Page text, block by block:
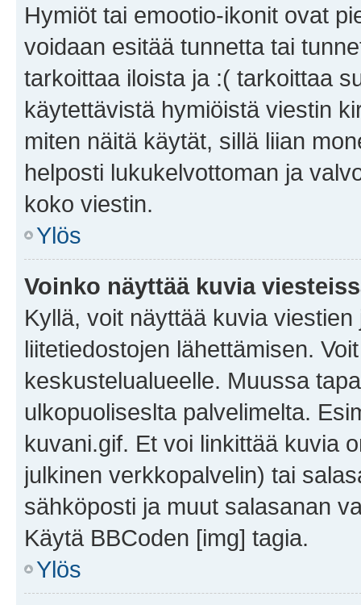
Hymiöt tai emootio-ikonit ovat
voidaan esitää tunnetta tai
tarkoittaa iloista ja :( tarkoittaa
käytettävistä hymiöistä viestin
miten näitä käytät, sillä liian
helposti lukukelvottoman ja
koko viestin.
Ylös
Voinko näyttää kuvia
Kyllä, voit näyttää kuvia
liitetiedostojen lähettämisen.
keskustelualueelle. Muussa
ulkopuoliseslta palvelimelta.
kuvani.gif. Et voi linkittää kuvia
julkinen verkkopalvelin) tai
sähköposti ja muut salasanan
Käytä BBCoden [img] tagia.
Ylös